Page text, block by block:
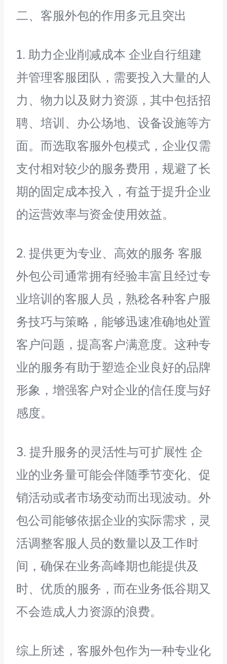
二、客服外包的作用多元且突出
1. 助力企业削减成本 企业自行组建
并管理客服团队，需要投入大量的人
力、物力以及财力资源，其中包括招
聘、培训、办公场地、设备设施等方
面。而选取客服外包模式，企业仅需
支付相对较少的服务费用，规避了长
期的固定成本投入，有益于提升企业
的运营效率与资金使用效益。
2. 提供更为专业、高效的服务 客服
外包公司通常拥有经验丰富且经过专
业培训的客服人员，熟稔各种客户服
务技巧与策略，能够迅速准确地处置
客户问题，提高客户满意度。这种专
业的服务有助于塑造企业良好的品牌
形象，增强客户对企业的信任度与好
感度。
3. 提升服务的灵活性与可扩展性 企
业的业务量可能会伴随季节变化、促
销活动或者市场变动而出现波动。外
包公司能够依据企业的实际需求，灵
活调整客服人员的数量以及工作时
间，确保在业务高峰期也能提供及
时、优质的服务，而在业务低谷期又
不会造成人力资源的浪费。
综上所述，客服外包作为一种专业化